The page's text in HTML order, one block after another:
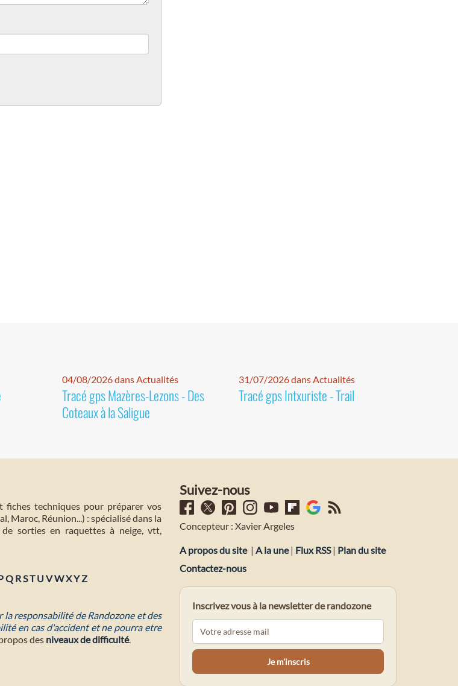
04/08/2026 dans Actualités
Tracé gps Mazères-Lezons - Des
Coteaux à la Saligue
31/07/2026 dans Actualités
Tracé gps Intxuriste - Trail
fiches techniques pour préparer vos
Maroc, Réunion...) : spécialisé dans la
sorties en raquettes à neige, vtt,
Q RST U VWXYZ
responsabilité de Randozone et des
en cas d'accident et ne pourra etre
des niveaux de difficulté.
Suivez-nous
Concepteur : Xavier Argeles
A propos du site | A la une| Flux RSS| Plan du site
Contactez-nous
Inscrivez vous à la newsletter de randozone